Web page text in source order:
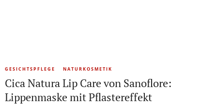
GESICHTSPFLEGE NATURKOSMETIK
Cica Natura Lip Care von Sanoflore:
Lippenmaske mit Pflastereffekt